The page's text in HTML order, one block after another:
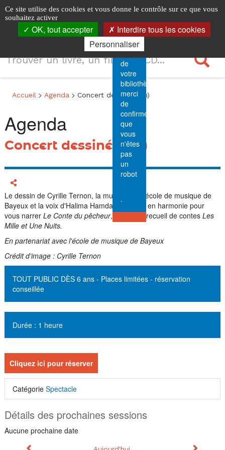
Panneau de gestion des cookies
Ce site utilise des cookies et vous donne le contrôle sur ce que vous
souhaitez activer
OK, tout accepter
Interdire tous les cookies
Personnaliser
Accéder
au
menu
principal
Accéder
au
contenu
Accéder
à
connexion
Concert
dessiné
Logo
les
Identification
Sécurité.
Pour
accéder
au
portail
de
votre
bibliothèque,
merci
de
confirmer
que
vous
n'êtes
pas
un
robot
.
Horaires
principal
Fil
navigation
Accueil > Agenda > Concert dessiné (18h)
Agenda
Concert dessiné (18h)
Afficher les options de partage
Le dessin de Cyrille Ternon, la musique de l'école de musique de
Bayeux et la voix d'Halima Hamdane entrent en harmonie pour
vous narrer Le Conte du pêcheur, extrait du recueil de contes Les
Mille et Une Nuits.
En partenariat avec l'école de musique de Bayeux
Crédit d'image : Cyrille Ternon
TOUT PUBLIC DÈS 6 ans - Places limitées - réservation
conseillée
Durée : 1 heure
Cliquez ici pour réserver
Catégorie Spectacle
Détails des prochaines sessions
Aucune prochaine date
Mois précédent Mois